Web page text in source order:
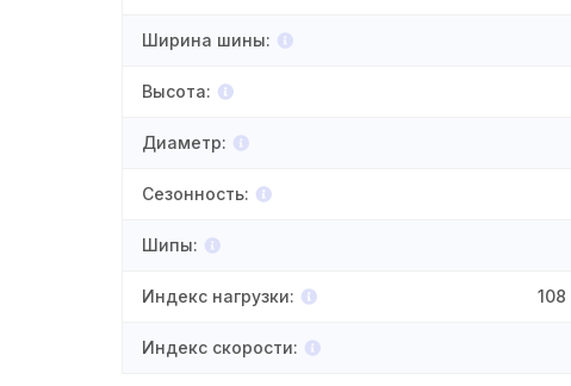
Ширина шины:
Высота:
Диаметр:
Сезонность:
Шипы:
Индекс нагрузки: 108
Индекс скорости: